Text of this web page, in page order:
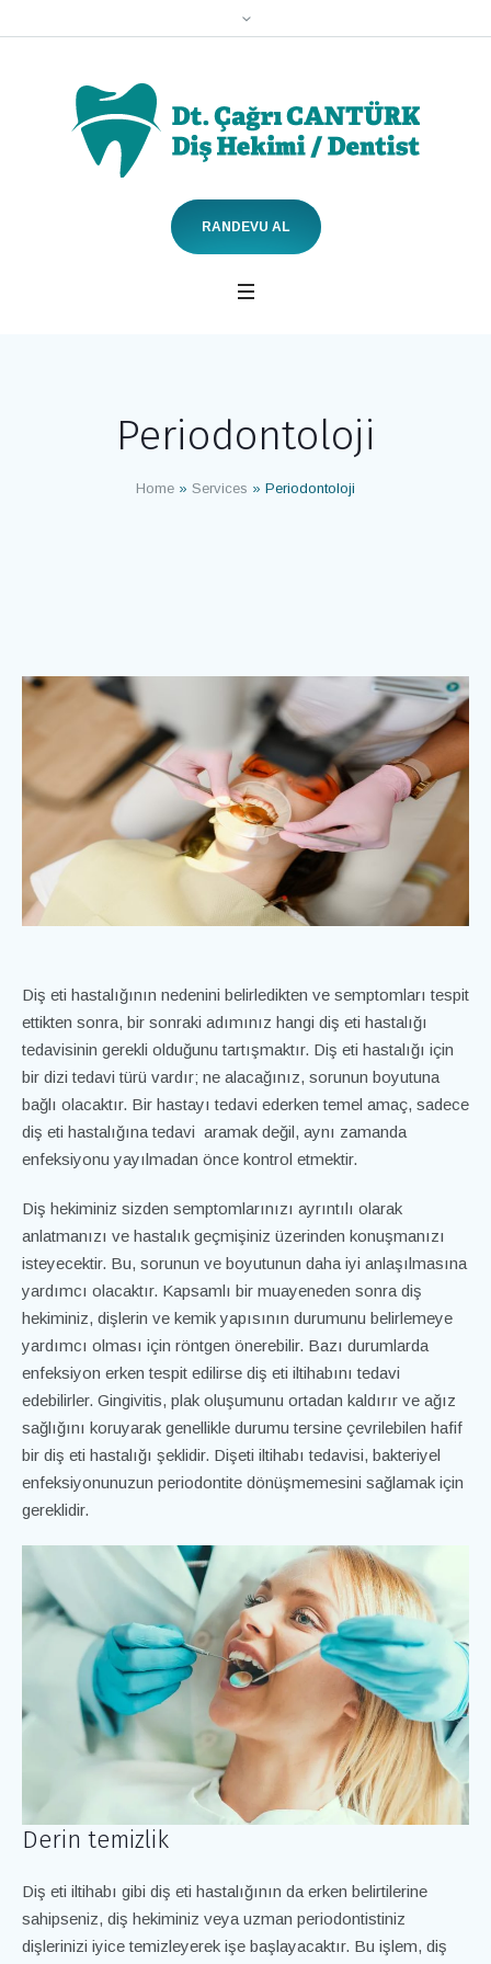
RANDEVU AL
Periodontoloji
Home » Services » Periodontoloji
Diş eti hastalığının nedenini belirledikten ve semptomları tespit
ettikten sonra, bir sonraki adımınız hangi diş eti hastalığı
tedavisinin gerekli olduğunu tartışmaktır. Diş eti hastalığı için
bir dizi tedavi türü vardır; ne alacağınız, sorunun boyutuna
bağlı olacaktır. Bir hastayı tedavi ederken temel amaç, sadece
diş eti hastalığına tedavi aramak değil, aynı zamanda
enfeksiyonu yayılmadan önce kontrol etmektir.
Diş hekiminiz sizden semptomlarınızı ayrıntılı olarak
anlatmanızı ve hastalık geçmişiniz üzerinden konuşmanızı
isteyecektir. Bu, sorunun ve boyutunun daha iyi anlaşılmasına
yardımcı olacaktır. Kapsamlı bir muayeneden sonra diş
hekiminiz, dişlerin ve kemik yapısının durumunu belirlemeye
yardımcı olması için röntgen önerebilir. Bazı durumlarda
enfeksiyon erken tespit edilirse diş eti iltihabını tedavi
edebilirler. Gingivitis, plak oluşumunu ortadan kaldırır ve ağız
sağlığını koruyarak genellikle durumu tersine çevrilebilen hafif
bir diş eti hastalığı şeklidir. Dişeti iltihabı tedavisi, bakteriyel
enfeksiyonunuzun periodontite dönüşmemesini sağlamak için
gereklidir.
Derin temizlik
Diş eti iltihabı gibi diş eti hastalığının da erken belirtilerine
sahipseniz, diş hekiminiz veya uzman periodontistiniz
dişlerinizi iyice temizleyerek işe başlayacaktır. Bu işlem, diş